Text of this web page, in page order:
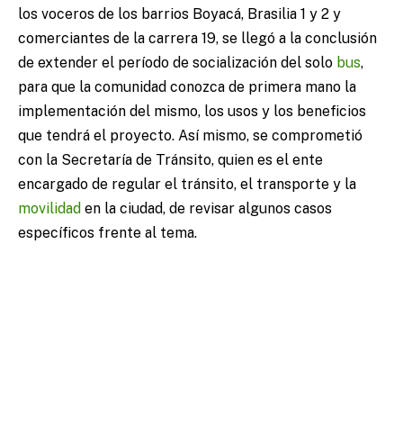
los voceros de los barrios Boyacá, Brasilia 1 y 2 y
comerciantes de la carrera 19, se llegó a la conclusión
de extender el período de socialización del solo bus,
para que la comunidad conozca de primera mano la
implementación del mismo, los usos y los beneficios
que tendrá el proyecto. Así mismo, se comprometió
con la Secretaría de Tránsito, quien es el ente
encargado de regular el tránsito, el transporte y la
movilidad en la ciudad, de revisar algunos casos
específicos frente al tema.